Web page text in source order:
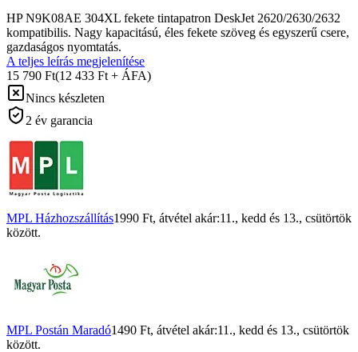
HP N9K08AE 304XL fekete tintapatron DeskJet 2620/2630/2632
kompatibilis. Nagy kapacitású, éles fekete szöveg és egyszerű csere,
gazdaságos nyomtatás.
A teljes leírás megjelenítése
15 790 Ft(12 433 Ft + ÁFA)
Nincs készleten
2 év garancia
MPL Házhozszállítás1990 Ft, átvétel akár:11., kedd és 13., csütörtök
között.
MPL Postán Maradó1490 Ft, átvétel akár:11., kedd és 13., csütörtök
között.